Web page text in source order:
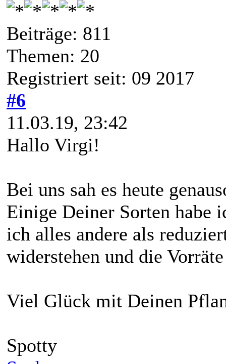
Beiträge: 811
Themen: 20
Registriert seit: 09 2017
#6
11.03.19, 23:42
Hallo Virgi!
Bei uns sah es heute
Einige Deiner Sorten habe
ich alles andere als
widerstehen und die
Viel Glück mit Deinen
Spotty